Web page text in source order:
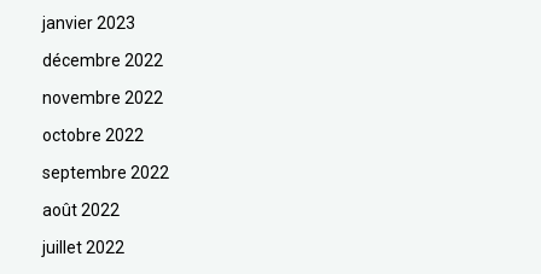
janvier 2023
décembre 2022
novembre 2022
octobre 2022
septembre 2022
août 2022
juillet 2022